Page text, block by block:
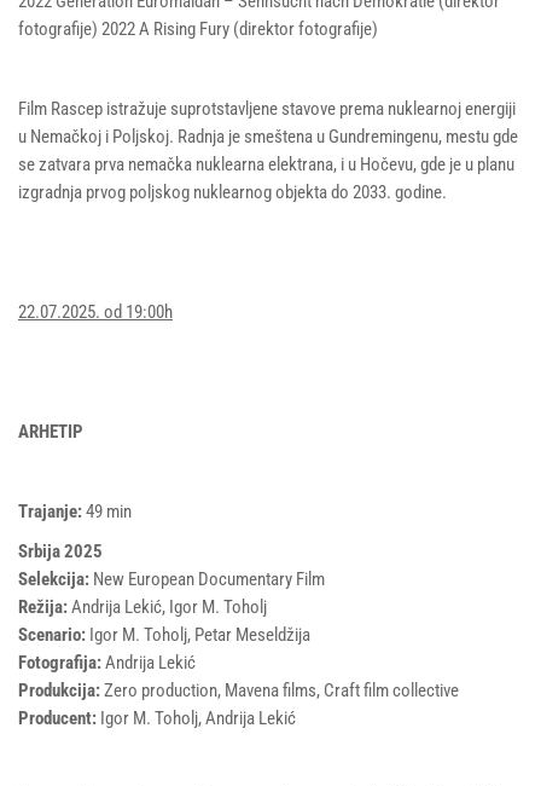
fotografije) 2022 A Rising Fury (direktor fotografije)
Film Rascep istražuje suprotstavljene stavove prema nuklearnoj energiji
u Nemačkoj i Poljskoj. Radnja je smeštena u Gundremingenu, mestu gde
se zatvara prva nemačka nuklearna elektrana, i u Hočevu, gde je u planu
izgradnja prvog poljskog nuklearnog objekta do 2033. godine.
22.07.2025. od 19:00h
ARHETIP
Trajanje:49 min
Srbija 2025
Selekcija: New European Documentary Film
Režija:Andrija Lekić, Igor M. Toholj
Scenario: Igor M. Toholj, Petar Meseldžija
Fotografija:Andrija Lekić
Produkcija:Zero production, Mavena films, Craft film collective
Producent: Igor M. Toholj, Andrija Lekić